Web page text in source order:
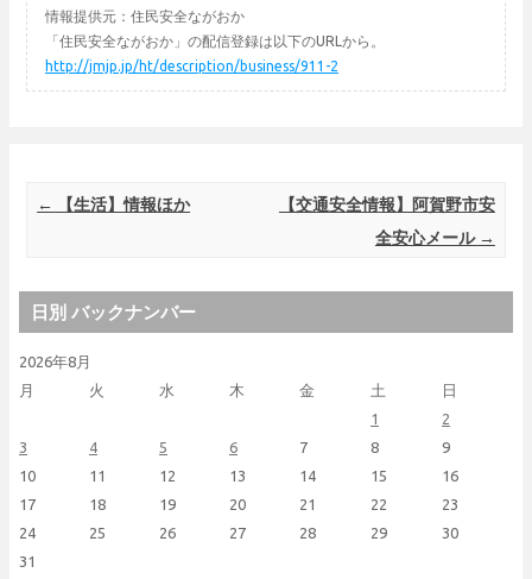
情報提供元：住民安全ながおか
「住民安全ながおか」の配信登録は以下のURLから。
http://jmjp.jp/ht/description/business/911-2
Post navigation
← 【生活】情報ほか
【交通安全情報】阿賀野市安
全安心メール →
日別 バックナンバー
2026年8月
月
火 水 木 金 土 日
1
2
3
4 5 6 7 8
9
10
11 12 13 14 15
16
17
18 19 20 21 22
23
24
25 26 27 28 29
30
31